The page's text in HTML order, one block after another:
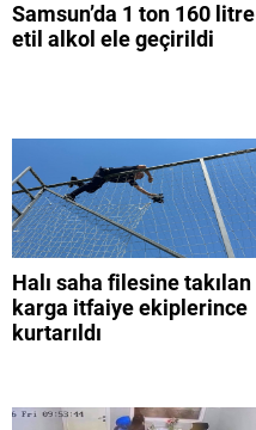
Samsun’da 1 ton 160 litre
etil alkol ele geçirildi
Halı saha filesine takılan
karga itfaiye ekiplerince
kurtarıldı